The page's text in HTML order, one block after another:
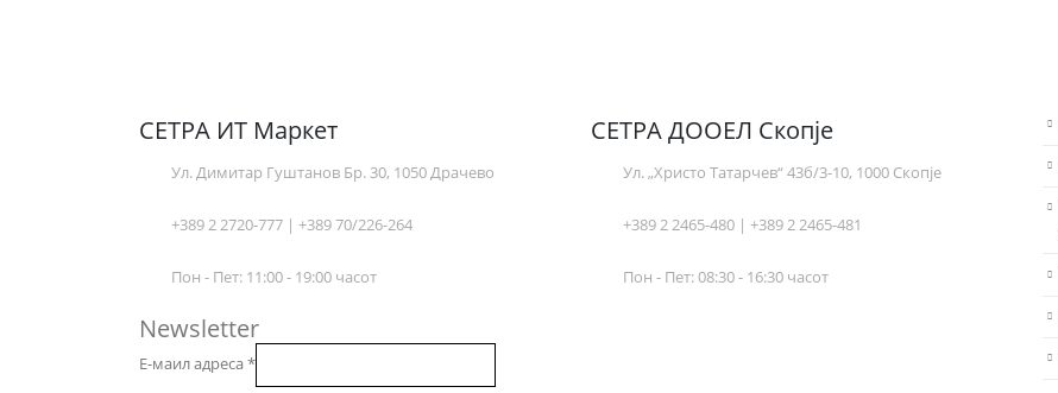
СЕТРА ИТ Маркет
Ул. Димитар Гуштанов Бр. 30, 1050 Драчево
+389 2 2720-777 | +389 70/226-264
Пон - Пет: 11:00 - 19:00 часот
Newsletter
Е-маил адреса*
СЕТРА ДООЕЛ Скопје
Ул. „Христо Татарчев“ 43б/3-10, 1000 Скопје
+389 2 2465-480 | +389 2 2465-481
Пон - Пет: 08:30 - 16:30 часот